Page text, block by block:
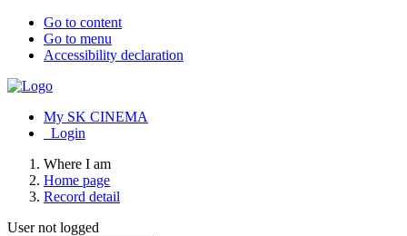
Go to content
Go to menu
Accessibility declaration
My SK CINEMA
Login
Where I am
Home page
Record detail
User not logged